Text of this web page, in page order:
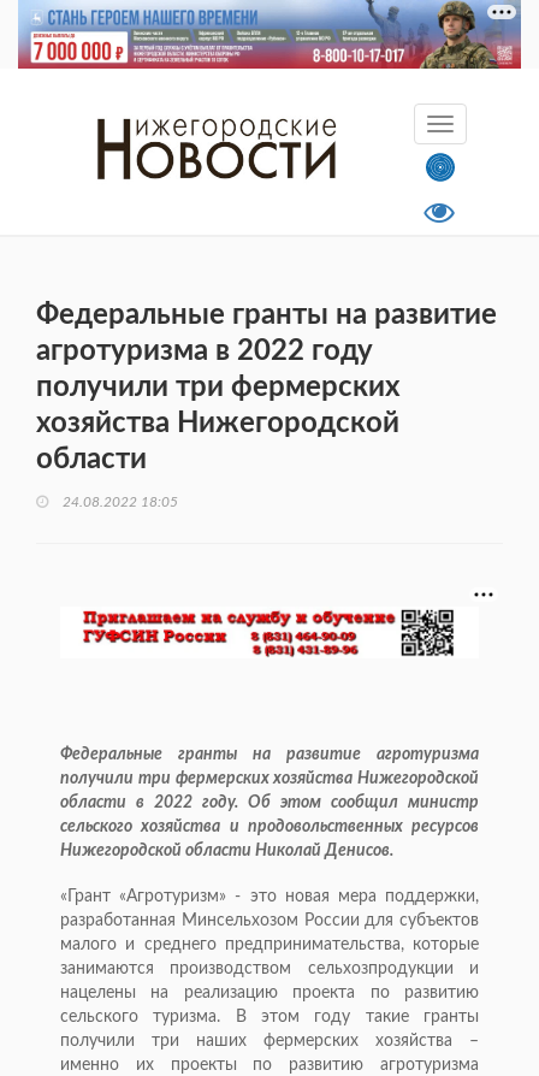
Федеральные гранты на развитие
агротуризма в 2022 году
получили три фермерских
хозяйства Нижегородской
области
24.08.2022 18:05
Федеральные гранты на развитие агротуризма
получили три фермерских хозяйства Нижегородской
области в 2022 году. Об этом сообщил министр
сельского хозяйства и продовольственных ресурсов
Нижегородской области Николай Денисов.
«Грант «Агротуризм» - это новая мера поддержки,
разработанная Минсельхозом России для субъектов
малого и среднего предпринимательства, которые
занимаются производством сельхозпродукции и
нацелены на реализацию проекта по развитию
сельского туризма. В этом году такие гранты
получили три наших фермерских хозяйства –
именно их проекты по развитию агротуризма